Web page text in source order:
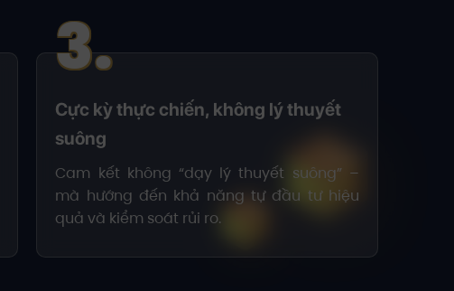
3.
Cực kỳ thực chiến, không lý thuyết
suông
Cam kết không “dạy lý thuyết suông” –
mà hướng đến khả năng tự đầu tư hiệu
quả và kiểm soát rủi ro.